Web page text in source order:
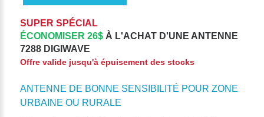
SUPER SPÉCIAL
ÉCONOMISER 26$ À L'ACHAT D'UNE ANTENNE
7288 DIGIWAVE
Offre valide jusqu'à épuisement des stocks
ANTENNE DE BONNE SENSIBILITÉ POUR ZONE
URBAINE OU RURALE